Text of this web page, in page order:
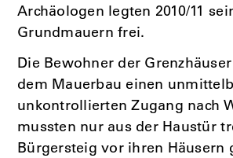
Archäologen legten 2010/11
Grundmauern frei.
Die Bewohner der
dem Mauerbau einen
unkontrollierten Zugang nach
mussten nur aus der Haustür
Bürgersteig vor ihren Häusern